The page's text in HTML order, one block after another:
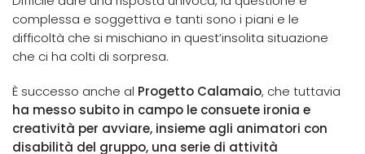
complessa e soggettiva e tanti sono i piani e le
difficoltà che si mischiano in quest’insolita situazione
che ci ha colti di sorpresa.
È successo anche al Progetto Calamaio, che tuttavia
ha messo subito in campo le consuete ironia e
creatività per avviare, insieme agli animatori con
disabilità del gruppo, una serie di attività